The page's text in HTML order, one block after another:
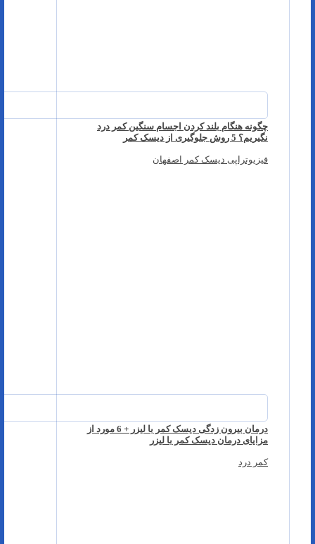
چگونه هنگام بلند کردن اجسام سنگین کمر درد
نگیریم؟ 5 روش جلوگیری از دیسک کمر
فیزیوتراپی دیسک کمر اصفهان
درمان بیرون زدگی دیسک کمر با لیزر + 6 مورد از
مزایای درمان دیسک کمر با لیزر
کمر درد